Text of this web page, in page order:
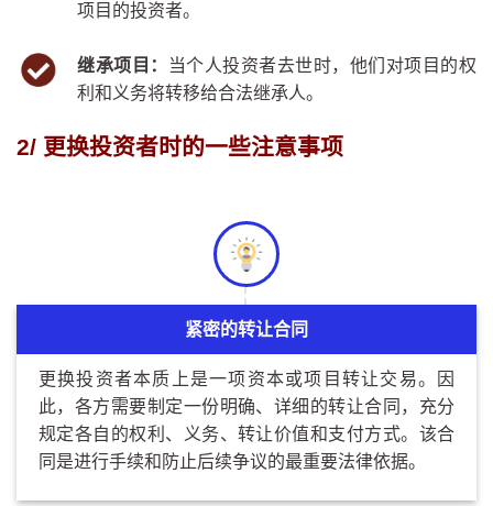
项目的投资者。
继承项目：
当个人投资者去世时，他们对项目的权
利和义务将转移给合法继承人。
2/ 更换投资者时的一些注意事项
紧密的转让合同
更换投资者本质上是一项资本或项目转让交易。因
此，各方需要制定一份明确、详细的转让合同，充分
规定各自的权利、义务、转让价值和支付方式。该合
同是进行手续和防止后续争议的最重要法律依据。